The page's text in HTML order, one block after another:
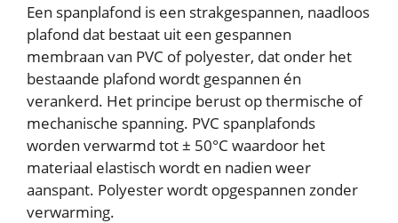
Een spanplafond is een strakgespannen, naadloos
plafond dat bestaat uit een gespannen
membraan van PVC of polyester, dat onder het
bestaande plafond wordt gespannen én
verankerd. Het principe berust op thermische of
mechanische spanning. PVC spanplafonds
worden verwarmd tot ± 50°C waardoor het
materiaal elastisch wordt en nadien weer
aanspant. Polyester wordt opgespannen zonder
verwarming.